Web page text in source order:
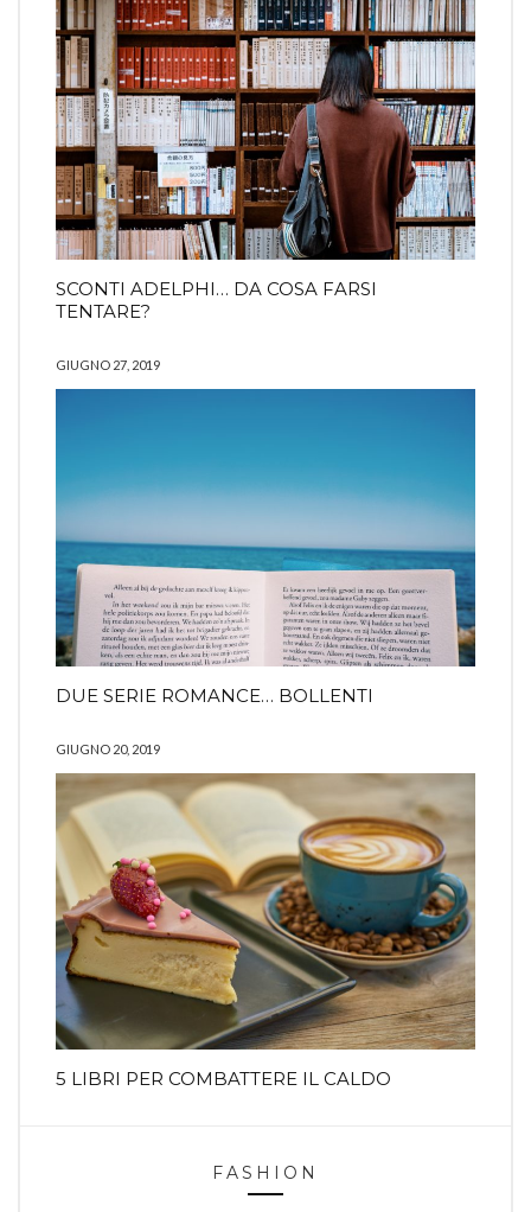
SCONTI ADELPHI… DA COSA FARSI
TENTARE?
GIUGNO 27, 2019
DUE SERIE ROMANCE… BOLLENTI
GIUGNO 20, 2019
5 LIBRI PER COMBATTERE IL CALDO
FASHION